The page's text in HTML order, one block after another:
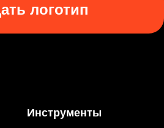
логотип
Инструменты